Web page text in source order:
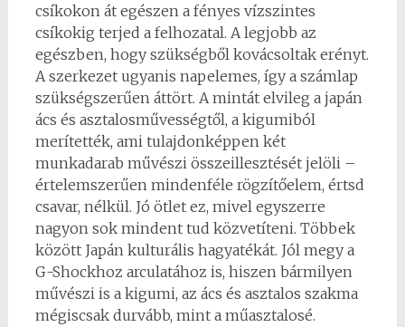
csíkokon át egészen a fényes vízszintes
csíkokig terjed a felhozatal. A legjobb az
egészben, hogy szükségből kovácsoltak erényt.
A szerkezet ugyanis napelemes, így a számlap
szükségszerűen áttört. A mintát elvileg a japán
ács és asztalosművességtől, a kigumiból
merítették, ami tulajdonképpen két
munkadarab művészi összeillesztését jelöli –
értelemszerűen mindenféle rögzítőelem, értsd
csavar, nélkül. Jó ötlet ez, mivel egyszerre
nagyon sok mindent tud közvetíteni. Többek
között Japán kulturális hagyatékát. Jól megy a
G-Shockhoz arculatához is, hiszen bármilyen
művészi is a kigumi, az ács és asztalos szakma
mégiscsak durvább, mint a műasztalosé.